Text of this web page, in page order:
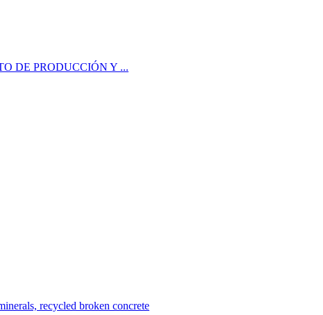
DE PRODUCCIÓN Y ...
recycled broken concrete